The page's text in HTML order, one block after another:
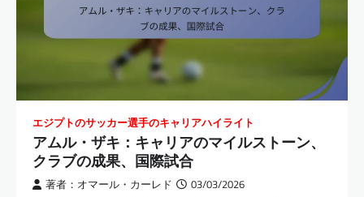
エジプトのサッカー選手のキャリアハイライト
アムル・ザキ：キャリアのマイルストーン、
クラブの成果、国際試合
著者：オマール・カーレド 03/03/2026